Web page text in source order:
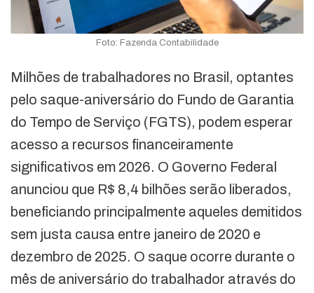
Foto: Fazenda Contabilidade
Milhões de trabalhadores no Brasil, optantes
pelo saque-aniversário do Fundo de Garantia
do Tempo de Serviço (FGTS), podem esperar
acesso a recursos financeiramente
significativos em 2026. O Governo Federal
anunciou que R$ 8,4 bilhões serão liberados,
beneficiando principalmente aqueles demitidos
sem justa causa entre janeiro de 2020 e
dezembro de 2025. O saque ocorre durante o
mês de aniversário do trabalhador através do